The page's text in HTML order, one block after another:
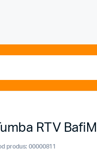
RTV
produs: 00000811